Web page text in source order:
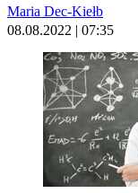
Maria Dec-Kiełb
08.08.2022 | 07:35